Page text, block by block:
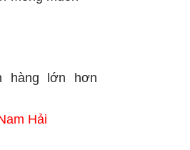
hàng lớn hơn
Hải